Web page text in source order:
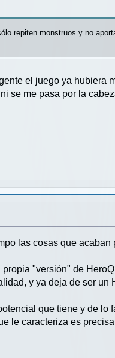
repiten monstruos y no
el juego ya hubiera
se me pasa por la
las cosas que acaban
"versión" de
y ya deja de ser un
que tiene y de lo
le caracteriza es